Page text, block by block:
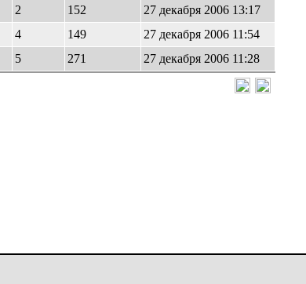
2 152
27 декабря 2006 13:17
4 149
27 декабря 2006 11:54
5 271
27 декабря 2006 11:28